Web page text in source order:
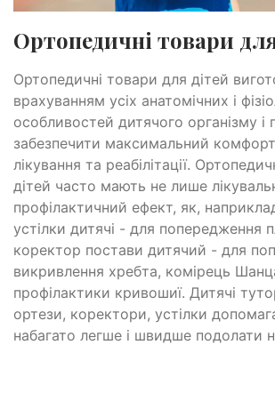
Ортопедичні товари
Ортопедичні товари для дітей
врахуванням усіх анатомічних і
особливостей дитячого організму і
забезпечити максимальний комфорт
лікування та реабілітації.
дітей часто мають не лише
профілактичний ефект, як,
устілки дитячі - для попередження
коректор постави дитячий - для
викривлення хребта, комірець
профілактики кривошиї. Дитячі
ортези, коректори, устілки
набагато легше і швидше подолати